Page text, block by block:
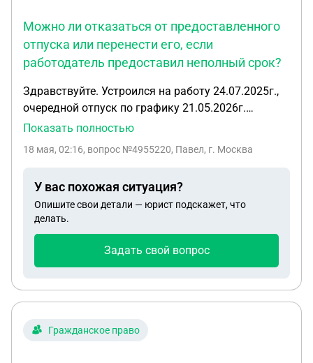
Можно ли отказаться от предоставленного
отпуска или перенести его, если
работодатель предоставил неполный срок?
Здравствуйте. Устроился на работу 24.07.2025г.,
очередной отпуск по графику 21.05.2026г.
Написал заявление на отпуск в полном объеме
требует писать заявление на очередной отпуск). В
мотивируя это тем что я отработал неполный год.
Вправе ли я отказаться от отпуска совсем или
требовать его переноса на более поздний срок?
Показать полностью
18 мая, 02:16, вопрос №4955220, Павел, г. Москва
У вас похожая ситуация?
Опишите свои детали — юрист подскажет, что
делать.
Задать свой вопрос
Гражданское право